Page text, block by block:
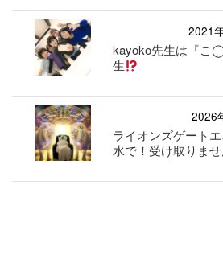
2021
kayoko先生は『こ
生
2026
ライオンズゲート
水で！受け取りま